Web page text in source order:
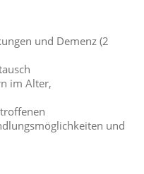
und Demenz (2
im Alter,
und